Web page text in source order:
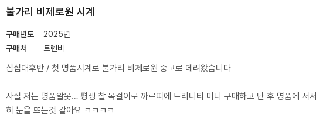
불가리 비제로원 시계
구매년도
2025년
구매처
트렌비
삼십대후반 / 첫 명품시계로 불가리 비제로원 중고로 데려왔습니다
사실 저는 명품알못… 평생 찰 목걸이로 까르띠에 트리니티 미니 구매하고 난 후 명품에 서서
히 눈을 뜨는것 같아요 ㅋㅋㅋㅋ